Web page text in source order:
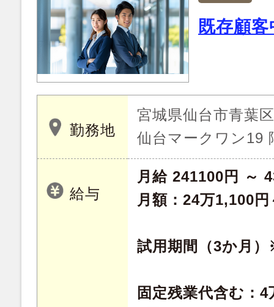
既存顧
勤務地
宮城県仙台市青葉
仙台マークワン19
給与
月給 241100円 ～
月額：24万1,100
試用期間（3か月
固定残業代含む：